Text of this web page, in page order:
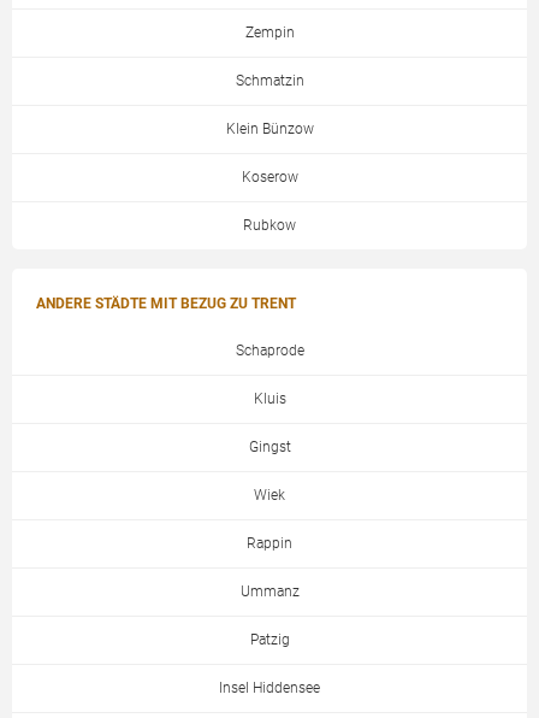
Zempin
Schmatzin
Klein Bünzow
Koserow
Rubkow
ANDERE STÄDTE MIT BEZUG ZU TRENT
Schaprode
Kluis
Gingst
Wiek
Rappin
Ummanz
Patzig
Insel Hiddensee